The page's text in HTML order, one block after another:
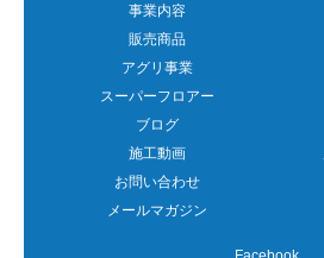
事業内容
販売商品
アグリ事業
スーパーフロアー
ブログ
施工動画
お問い合わせ
メールマガジン